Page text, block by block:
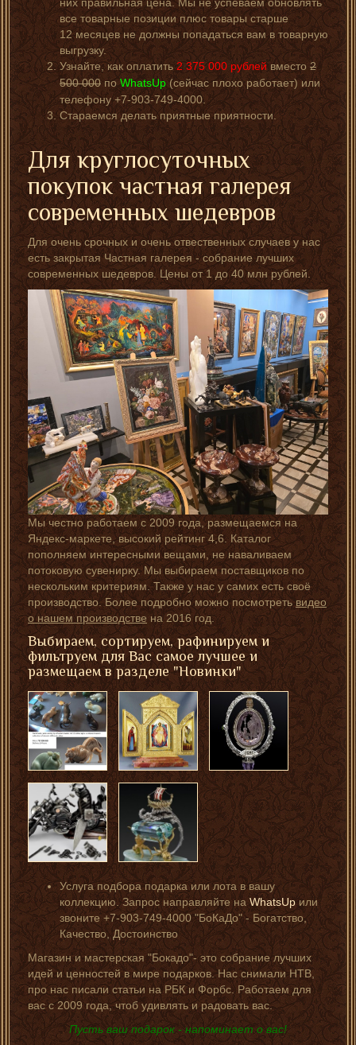
все товарные позиции плюс товары старше
12 месяцев не должны попадаться вам в товарную
выгрузку.
Узнайте, как оплатить2 375 000 рублейвместо 2
500 000поWhatsUp (сейчас плохо работает) или
телефону +7-903-749-4000.
Стараемся делать приятные приятности.
Для круглосуточных
покупок частная галерея
современных шедевров
Для очень срочных и очень отвественных случаев у нас
есть закрытая Частная галерея - собрание лучших
современных шедевров. Цены от 1 до 40 млн рублей.
Мы честно работаем с 2009 года, размещаемся на
Яндекс-маркете, высокий рейтинг 4,6. Каталог
пополняем интересными вещами, не наваливаем
потоковую сувенирку. Мы выбираем поставщиков по
нескольким критериям. Также у нас у самих есть своё
производство. Более подробно можно посмотретьвидео
о нашем производстве на 2016 год.
Выбираем, сортируем, рафинируем и
фильтруем для Вас самое лучшее и
размещаем в разделе "Новинки"
Услуга подбора подарка или лота в вашу
коллекцию. Запрос направляйте наWhatsUpили
звоните +7-903-749-4000 "БоКаДо" - Богатство,
Качество, Достоинство
Магазин и мастерская "Бокадо"- это собрание лучших
идей и ценностей в мире подарков. Нас снимали НТВ,
про нас писали статьи на РБК и Форбс. Работаем для
вас с 2009 года, чтоб удивлять и радовать вас.
Пусть ваш подарок - напоминает о вас!